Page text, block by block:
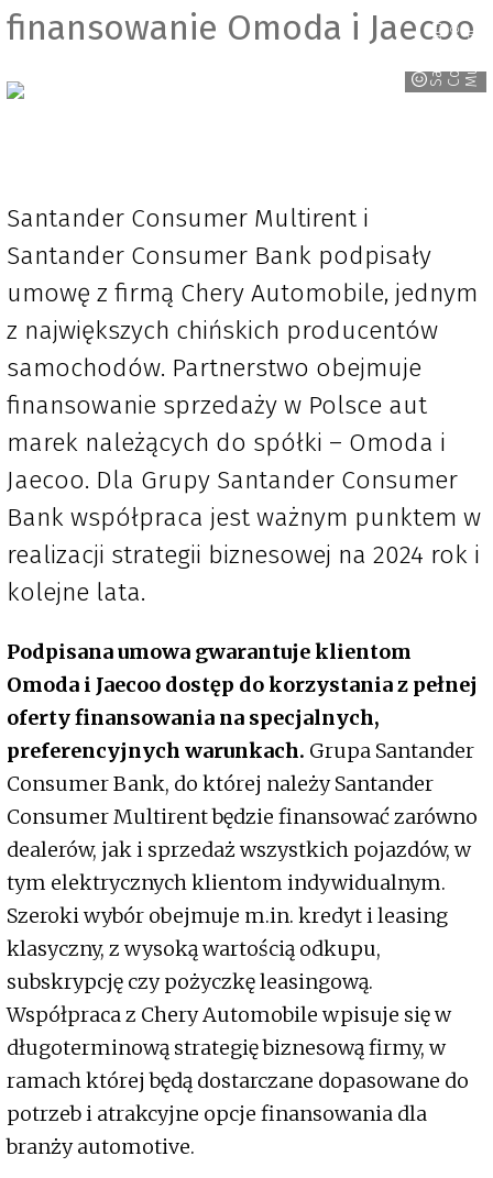
finansowanie Omoda i Jaecoo
S
a
n
t
a
n
d
e
r
C
o
n
s
u
m
e
r
M
u
l
t
i
r
e
n t
Santander Consumer Multirent i
Santander Consumer Bank podpisały
umowę z firmą Chery Automobile, jednym
z największych chińskich producentów
samochodów. Partnerstwo obejmuje
finansowanie sprzedaży w Polsce aut
marek należących do spółki – Omoda i
Jaecoo. Dla Grupy Santander Consumer
Bank współpraca jest ważnym punktem w
realizacji strategii biznesowej na 2024 rok i
kolejne lata.
Podpisana umowa gwarantuje klientom
Omoda i Jaecoo dostęp do korzystania z pełnej
oferty finansowania na specjalnych,
preferencyjnych warunkach. Grupa Santander
Consumer Bank, do której należy Santander
Consumer Multirent będzie finansować zarówno
dealerów, jak i sprzedaż wszystkich pojazdów, w
tym elektrycznych klientom indywidualnym.
Szeroki wybór obejmuje m.in. kredyt i leasing
klasyczny, z wysoką wartością odkupu,
subskrypcję czy pożyczkę leasingową.
Współpraca z Chery Automobile wpisuje się w
długoterminową strategię biznesową firmy, w
ramach której będą dostarczane dopasowane do
potrzeb i atrakcyjne opcje finansowania dla
branży automotive.